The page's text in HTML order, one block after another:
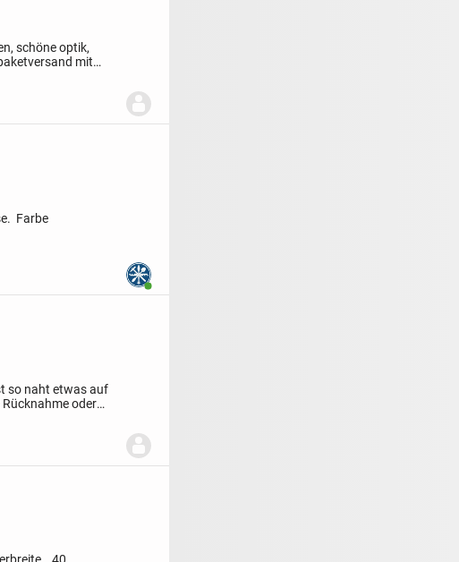
schöne optik,
mit
Farbe
Benutzer ist online
so naht etwas auf
oder